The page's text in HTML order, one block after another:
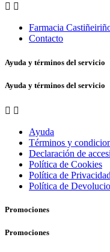
 
Farmacia
Contacto
Ayuda y términos del servicio
Ayuda y términos del servicio
 
Ayuda
Términos y
Declaración de
Política de Cookies
Política de Privacidad
Política de
Promociones
Promociones